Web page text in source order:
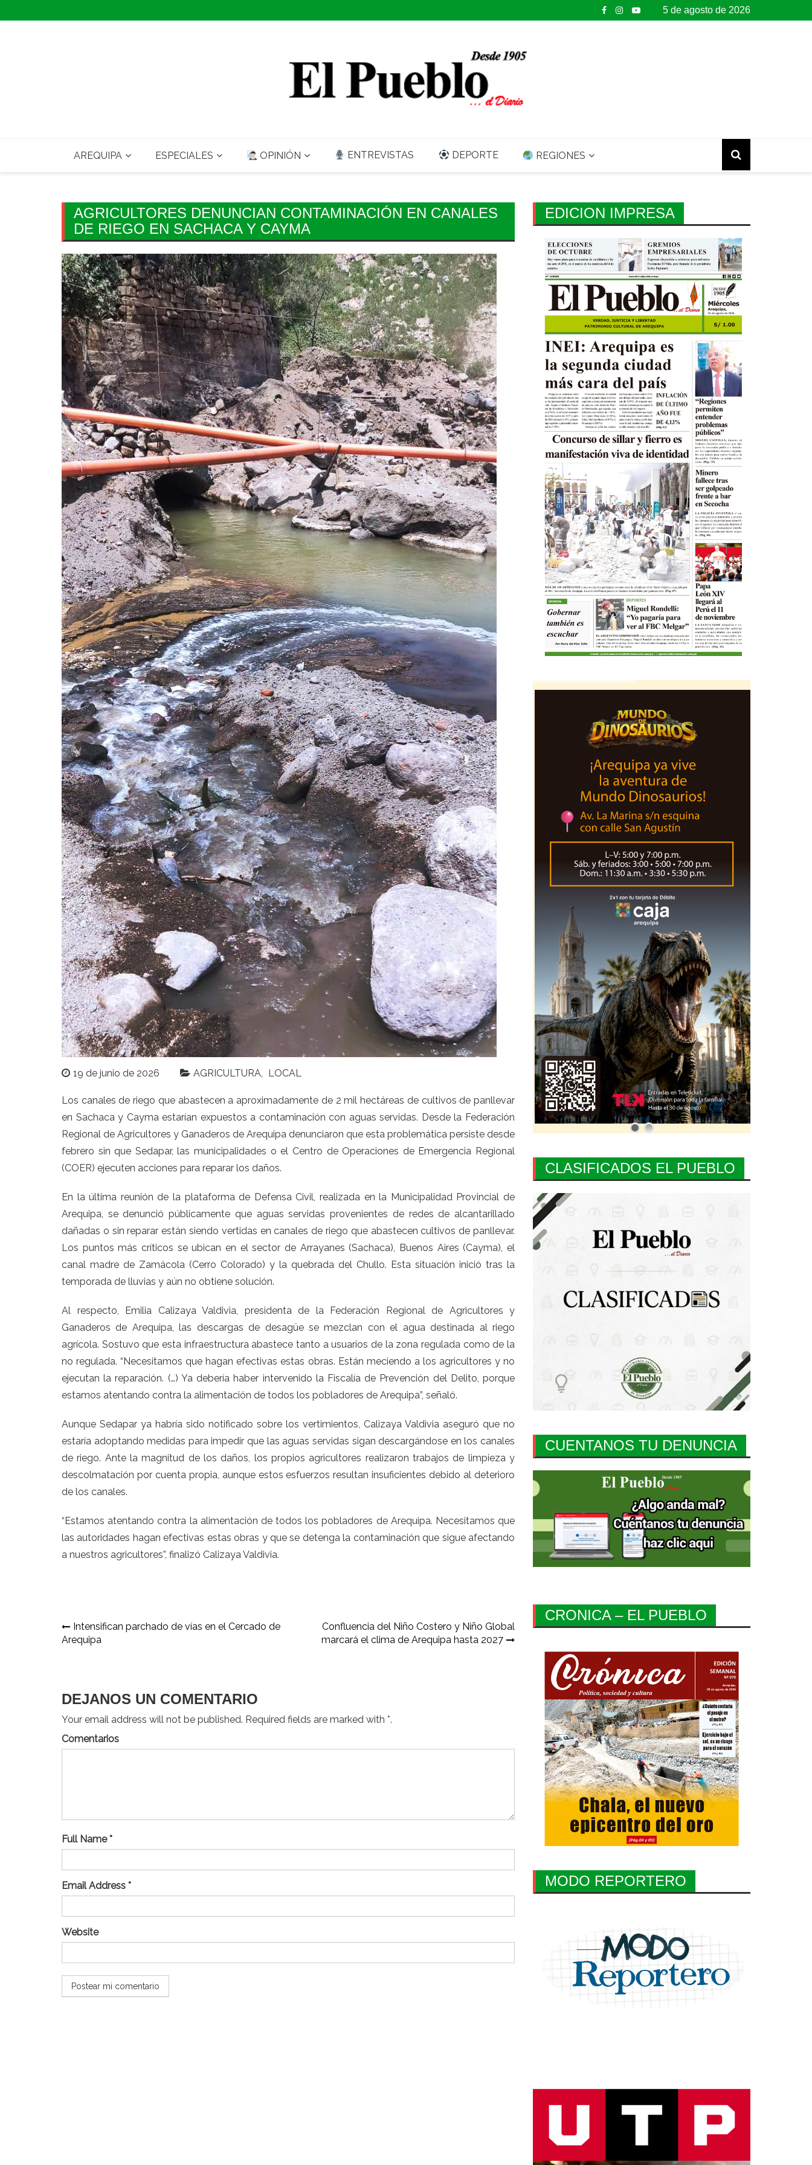
to
5 de agosto de 2026
AREQUIPA ESPECIALES OPINIÓN ENTREVISTAS DEPORTE REGIONES
AGRICULTORES DENUNCIAN CONTAMINACIÓN EN CANALES
DE RIEGO EN SACHACA Y CAYMA
19 de junio de 2026 AGRICULTURA LOCAL
Los canales de riego que abastecen a aproximadamente de 2 mil hectáreas de cultivos de panllevar
en Sachaca y Cayma estarían expuestos a contaminación con aguas servidas. Desde la Federación
Regional de Agricultores y Ganaderos de Arequipa denunciaron que esta problemática persiste desde
febrero sin que Sedapar, las municipalidades o el Centro de Operaciones de Emergencia Regional
(COER) ejecuten acciones para reparar los daños.
En la última reunión de la plataforma de Defensa Civil, realizada en la Municipalidad Provincial de
Arequipa, se denunció públicamente que aguas servidas provenientes de redes de alcantarillado
dañadas o sin reparar están siendo vertidas en canales de riego que abastecen cultivos de panllevar.
Los puntos más críticos se ubican en el sector de Arrayanes (Sachaca), Buenos Aires (Cayma), el
canal madre de Zamácola (Cerro Colorado) y la quebrada del Chullo. Esta situación inició tras la
temporada de lluvias y aún no obtiene solución.
Al respecto, Emilia Calizaya Valdivia, presidenta de la Federación Regional de Agricultores y
Ganaderos de Arequipa, las descargas de desagüe se mezclan con el agua destinada al riego
agrícola. Sostuvo que esta infraestructura abastece tanto a usuarios de la zona regulada como de la
no regulada. “Necesitamos que hagan efectivas estas obras. Están meciendo a los agricultores y no
ejecutan la reparación. (…) Ya debería haber intervenido la Fiscalía de Prevención del Delito, porque
estamos atentando contra la alimentación de todos los pobladores de Arequipa”, señaló.
Aunque Sedapar ya habría sido notificado sobre los vertimientos, Calizaya Valdivia aseguró que no
estaría adoptando medidas para impedir que las aguas servidas sigan descargándose en los canales
de riego. Ante la magnitud de los daños, los propios agricultores realizaron trabajos de limpieza y
descolmatación por cuenta propia, aunque estos esfuerzos resultan insuficientes debido al deterioro
de los canales.
“Estamos atentando contra la alimentación de todos los pobladores de Arequipa. Necesitamos que
las autoridades hagan efectivas estas obras y que se detenga la contaminación que sigue afectando
a nuestros agricultores”, finalizó Calizaya Valdivia.
Navegación
de
Intensifican parchado de vías en el Cercado de
Arequipa
Confluencia del Niño Costero y Niño Global
marcará el clima de Arequipa hasta 2027
DEJANOS UN COMENTARIO
Your email address will not be published. Required fields are marked with *.
Comentarios
Full Name *
Email Address *
Website
EDICION IMPRESA
CLASIFICADOS EL PUEBLO
CUENTANOS TU DENUNCIA
CRONICA – EL PUEBLO
MODO REPORTERO